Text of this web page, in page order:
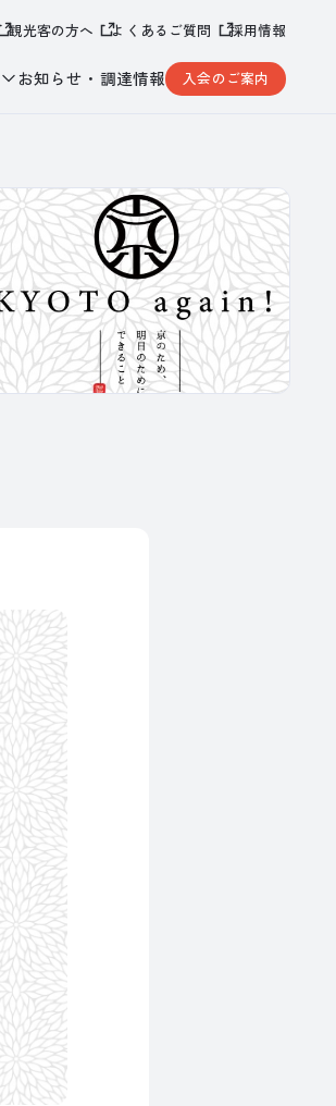
観光客の方へ よくあるご質問 採用情報
お知らせ・調達情報 入会のご案内